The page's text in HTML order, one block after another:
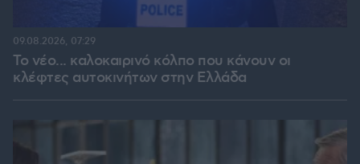
Το νέο... καλοκαιρινό κόλπο που κάνουν οι
κλέφτες αυτοκινήτων στην Ελλάδα
09.08.2026, 07:29